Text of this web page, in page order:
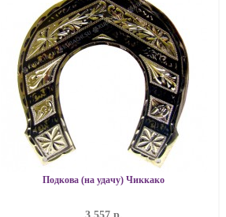
Подкова (на удачу) Чиккако